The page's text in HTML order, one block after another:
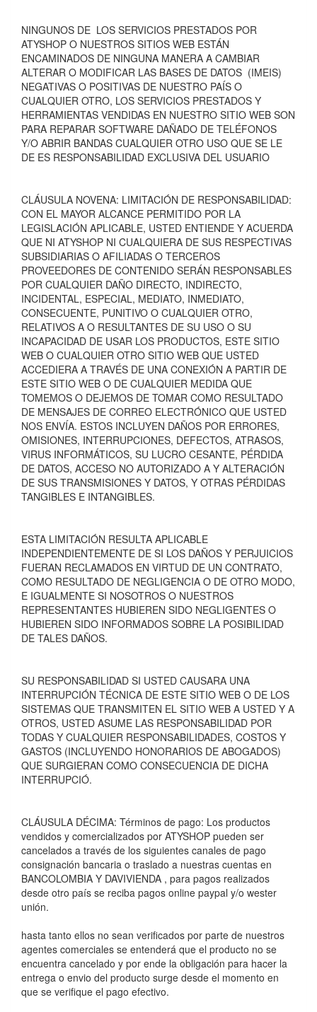
NINGUNOS DE LOS SERVICIOS PRESTADOS POR
ATYSHOP O NUESTROS SITIOS WEB ESTÁN
ENCAMINADOS DE NINGUNA MANERA A CAMBIAR
ALTERAR O MODIFICAR LAS BASES DE DATOS (IMEIS)
NEGATIVAS O POSITIVAS DE NUESTRO PAÍS O
CUALQUIER OTRO, LOS SERVICIOS PRESTADOS Y
HERRAMIENTAS VENDIDAS EN NUESTRO SITIO WEB SON
PARA REPARAR SOFTWARE DAÑADO DE TELÉFONOS
Y/O ABRIR BANDAS CUALQUIER OTRO USO QUE SE LE
DE ES RESPONSABILIDAD EXCLUSIVA DEL USUARIO
CLÁUSULA NOVENA: LIMITACIÓN DE RESPONSABILIDAD:
CON EL MAYOR ALCANCE PERMITIDO POR LA
LEGISLACIÓN APLICABLE, USTED ENTIENDE Y ACUERDA
QUE NI ATYSHOP NI CUALQUIERA DE SUS RESPECTIVAS
SUBSIDIARIAS O AFILIADAS O TERCEROS
PROVEEDORES DE CONTENIDO SERÁN RESPONSABLES
POR CUALQUIER DAÑO DIRECTO, INDIRECTO,
INCIDENTAL, ESPECIAL, MEDIATO, INMEDIATO,
CONSECUENTE, PUNITIVO O CUALQUIER OTRO,
RELATIVOS A O RESULTANTES DE SU USO O SU
INCAPACIDAD DE USAR LOS PRODUCTOS, ESTE SITIO
WEB O CUALQUIER OTRO SITIO WEB QUE USTED
ACCEDIERA A TRAVÉS DE UNA CONEXIÓN A PARTIR DE
ESTE SITIO WEB O DE CUALQUIER MEDIDA QUE
TOMEMOS O DEJEMOS DE TOMAR COMO RESULTADO
DE MENSAJES DE CORREO ELECTRÓNICO QUE USTED
NOS ENVÍA. ESTOS INCLUYEN DAÑOS POR ERRORES,
OMISIONES, INTERRUPCIONES, DEFECTOS, ATRASOS,
VIRUS INFORMÁTICOS, SU LUCRO CESANTE, PÉRDIDA
DE DATOS, ACCESO NO AUTORIZADO A Y ALTERACIÓN
DE SUS TRANSMISIONES Y DATOS, Y OTRAS PÉRDIDAS
TANGIBLES E INTANGIBLES.
ESTA LIMITACIÓN RESULTA APLICABLE
INDEPENDIENTEMENTE DE SI LOS DAÑOS Y PERJUICIOS
FUERAN RECLAMADOS EN VIRTUD DE UN CONTRATO,
COMO RESULTADO DE NEGLIGENCIA O DE OTRO MODO,
E IGUALMENTE SI NOSOTROS O NUESTROS
REPRESENTANTES HUBIEREN SIDO NEGLIGENTES O
HUBIEREN SIDO INFORMADOS SOBRE LA POSIBILIDAD
DE TALES DAÑOS.
SU RESPONSABILIDAD SI USTED CAUSARA UNA
INTERRUPCIÓN TÉCNICA DE ESTE SITIO WEB O DE LOS
SISTEMAS QUE TRANSMITEN EL SITIO WEB A USTED Y A
OTROS, USTED ASUME LAS RESPONSABILIDAD POR
TODAS Y CUALQUIER RESPONSABILIDADES, COSTOS Y
GASTOS (INCLUYENDO HONORARIOS DE ABOGADOS)
QUE SURGIERAN COMO CONSECUENCIA DE DICHA
INTERRUPCIÓ.
CLÁUSULA DÉCIMA: Términos de pago: Los productos
vendidos y comercializados por ATYSHOP pueden ser
cancelados a través de los siguientes canales de pago
consignación bancaria o traslado a nuestras cuentas en
BANCOLOMBIA Y DAVIVIENDA , para pagos realizados
desde otro paí­s se reciba pagos online paypal y/o wester
unión.
hasta tanto ellos no sean verificados por parte de nuestros
agentes comerciales se entenderá que el producto no se
encuentra cancelado y por ende la obligación para hacer la
entrega o envio del producto surge desde el momento en
que se verifique el pago efectivo.